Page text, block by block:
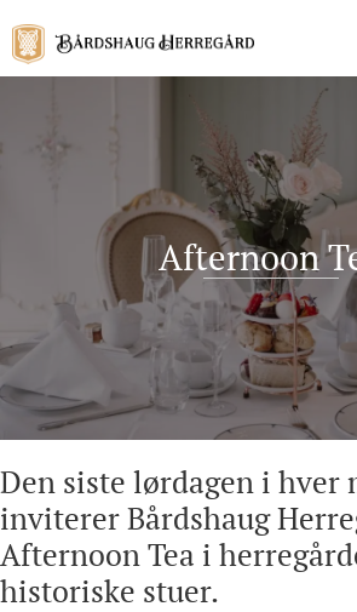
Afternoon
Den siste lørdagen i hver
inviterer Bårdshaug
Afternoon Tea i
historiske stuer.